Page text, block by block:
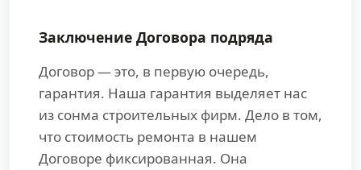
Заключение Договора подряда
Договор — это, в первую очередь,
гарантия. Наша гарантия выделяет нас
из сонма строительных фирм. Дело в том,
что стоимость ремонта в нашем
Договоре фиксированная. Она